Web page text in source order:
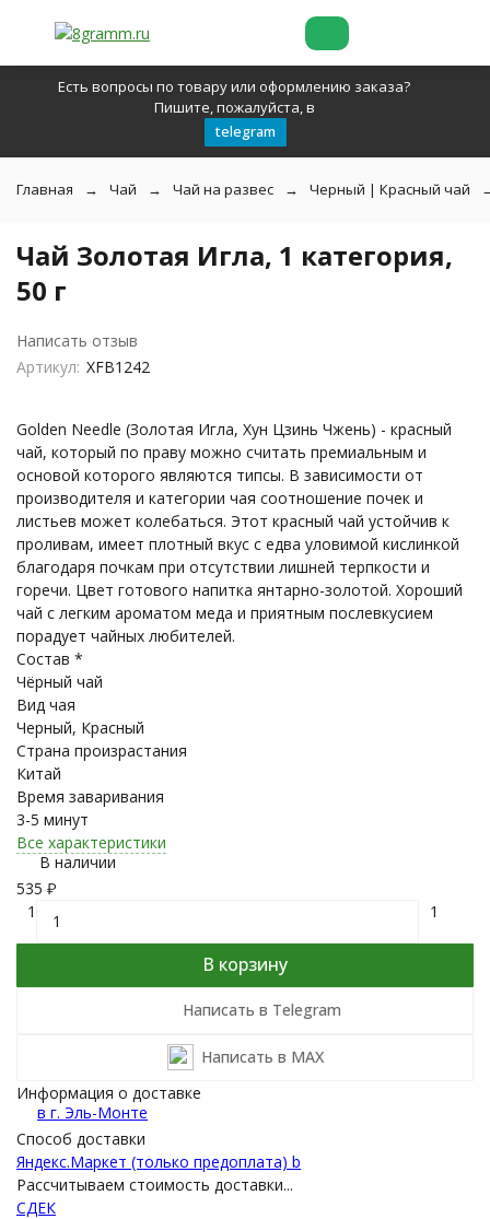
Есть вопросы по товару или оформлению заказа?
Пишите, пожалуйста, в
telegram
Главная Чай Чай на развес Черный | Красный чай
Чай Золотая Игла, 1 категория,
50 г
Написать отзыв
Артикул: XFB1242
Golden Needle (Золотая Игла, Хун Цзинь Чжень) - красный
чай, который по праву можно считать премиальным и
основой которого являются типсы. В зависимости от
производителя и категории чая соотношение почек и
листьев может колебаться. Этот красный чай устойчив к
проливам, имеет плотный вкус с едва уловимой кислинкой
благодаря почкам при отсутствии лишней терпкости и
горечи. Цвет готового напитка янтарно-золотой. Хороший
чай с легким ароматом меда и приятным послевкусием
порадует чайных любителей.
Состав *
Чёрный чай
Вид чая
Черный, Красный
Страна произрастания
Китай
Время заваривания
3-5 минут
Все характеристики
В наличии
535 ₽
1
1
В корзину
Написать в Telegram
Написать в MAX
Информация о доставке
в г. Эль-Монте
Способ доставки
Яндекс.Маркет (только предоплата) b
Рассчитываем стоимость доставки...
СДEК